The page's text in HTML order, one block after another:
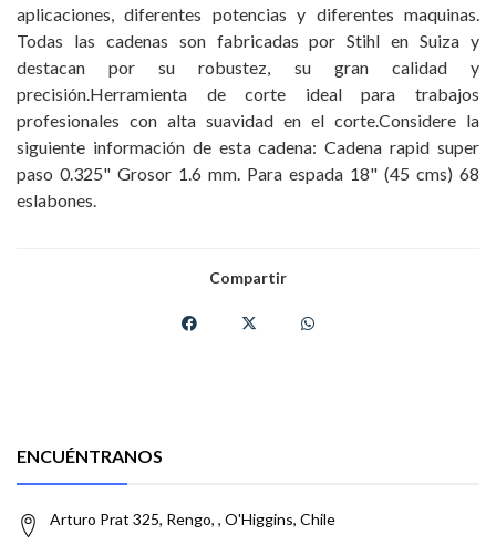
aplicaciones, diferentes potencias y diferentes maquinas.
Todas las cadenas son fabricadas por Stihl en Suiza y
destacan por su robustez, su gran calidad y
precisión.Herramienta de corte ideal para trabajos
profesionales con alta suavidad en el corte.Considere la
siguiente información de esta cadena: Cadena rapid super
paso 0.325" Grosor 1.6 mm. Para espada 18" (45 cms) 68
eslabones.
Compartir
ENCUÉNTRANOS
Arturo Prat 325, Rengo, , O'Higgins, Chile